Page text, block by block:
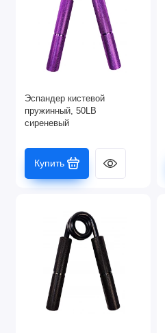
Эспандер кистевой
пружинный, 50LB
сиреневый
Купить